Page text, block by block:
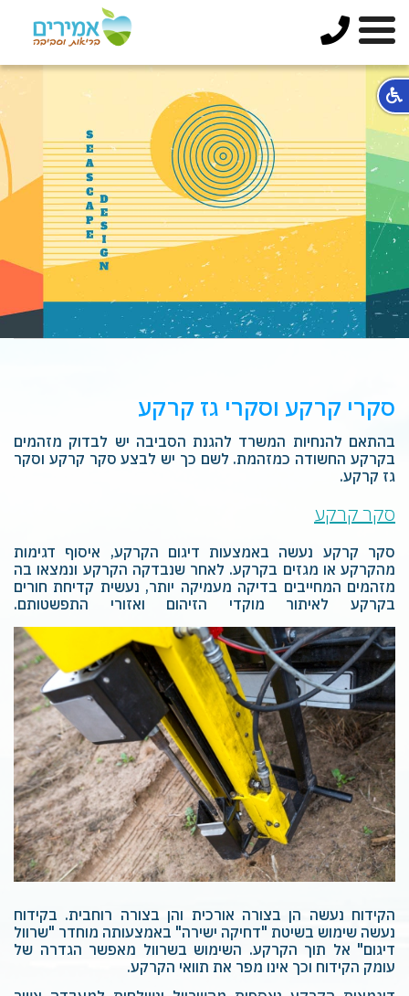
סקרי קרקע וסקרי גז קרקע
בהתאם להנחיות המשרד להגנת הסביבה יש לבדוק מזהמים
בקרקע החשודה כמזהמת. לשם כך יש לבצע סקר קרקע וסקר
גז קרקע.
סקר קרקע
סקר קרקע נעשה באמצעות דיגום הקרקע, איסוף דגימות
מהקרקע או מגזים בקרקע. לאחר שנבדקה הקרקע ונמצאו בה
מזהמים המחייבים בדיקה מעמיקה יותר, נעשית קדיחת חורים
בקרקע לאיתור מוקדי הזיהום ואזורי התפשטותם.
הקידוח נעשה הן בצורה אורכית והן בצורה רוחבית. בקידוח
נעשה שימוש בשיטת "דחיקה ישירה" באמצעותה מוחדר "שרוול
דיגום" אל תוך הקרקע. השימוש בשרוול מאפשר הגדרה של
עומק הקידוח וכך אינו מפר את תוואי הקרקע.